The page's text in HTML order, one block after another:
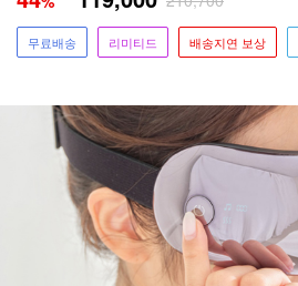
무료배송 리미티드 배송지연 보상